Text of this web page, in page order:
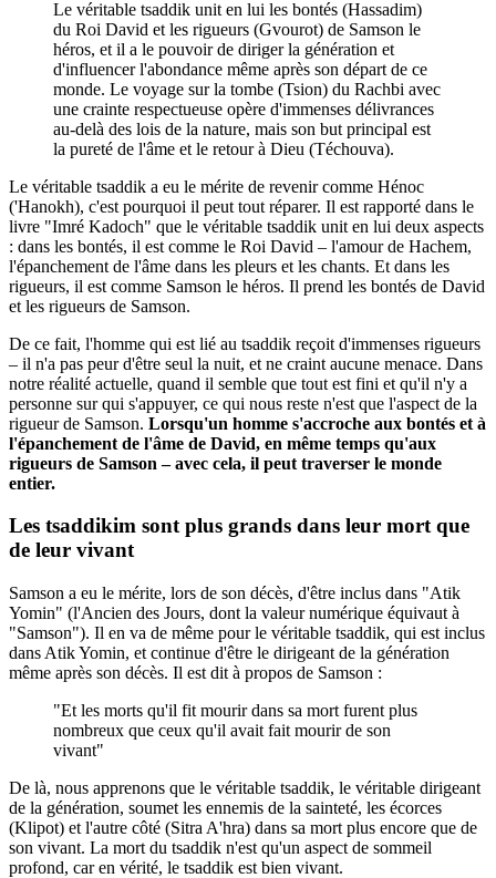
Le véritable tsaddik unit en lui les bontés (Hassadim)
du Roi David et les rigueurs (Gvourot) de Samson le
héros, et il a le pouvoir de diriger la génération et
d'influencer l'abondance même après son départ de ce
monde. Le voyage sur la tombe (Tsion) du Rachbi avec
une crainte respectueuse opère d'immenses délivrances
au-delà des lois de la nature, mais son but principal est
la pureté de l'âme et le retour à Dieu (Téchouva).
Le véritable tsaddik a eu le mérite de revenir comme Hénoc
('Hanokh), c'est pourquoi il peut tout réparer. Il est rapporté dans le
livre "Imré Kadoch" que le véritable tsaddik unit en lui deux aspects
: dans les bontés, il est comme le Roi David – l'amour de Hachem,
l'épanchement de l'âme dans les pleurs et les chants. Et dans les
rigueurs, il est comme Samson le héros. Il prend les bontés de David
et les rigueurs de Samson.
De ce fait, l'homme qui est lié au tsaddik reçoit d'immenses rigueurs
– il n'a pas peur d'être seul la nuit, et ne craint aucune menace. Dans
notre réalité actuelle, quand il semble que tout est fini et qu'il n'y a
personne sur qui s'appuyer, ce qui nous reste n'est que l'aspect de la
rigueur de Samson. Lorsqu'un homme s'accroche aux bontés et à
l'épanchement de l'âme de David, en même temps qu'aux
rigueurs de Samson – avec cela, il peut traverser le monde
entier.
Les tsaddikim sont plus grands dans leur mort que
de leur vivant
Samson a eu le mérite, lors de son décès, d'être inclus dans "Atik
Yomin" (l'Ancien des Jours, dont la valeur numérique équivaut à
"Samson"). Il en va de même pour le véritable tsaddik, qui est inclus
dans Atik Yomin, et continue d'être le dirigeant de la génération
même après son décès. Il est dit à propos de Samson :
"Et les morts qu'il fit mourir dans sa mort furent plus
nombreux que ceux qu'il avait fait mourir de son
vivant"
De là, nous apprenons que le véritable tsaddik, le véritable dirigeant
de la génération, soumet les ennemis de la sainteté, les écorces
(Klipot) et l'autre côté (Sitra A'hra) dans sa mort plus encore que de
son vivant. La mort du tsaddik n'est qu'un aspect de sommeil
profond, car en vérité, le tsaddik est bien vivant.